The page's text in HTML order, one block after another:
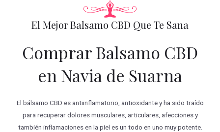
El Mejor Balsamo CBD Que Te Sana
Comprar Balsamo CBD
en Navia de Suarna
El bálsamo CBD es antiinflamatorio, antioxidante y ha sido traído
para recuperar dolores musculares, articulares, afecciones y
también inflamaciones en la piel es un todo en uno muy potente.